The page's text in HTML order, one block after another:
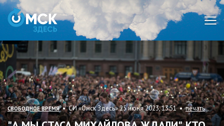
СВОБОДНОЕ ВРЕМЯ• СИ «Омск Здесь» 25 июня 2023, 13:51 •печать